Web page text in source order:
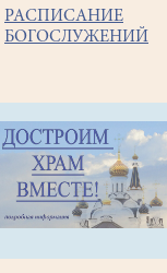
РАСПИСАНИЕ
БОГОСЛУЖЕНИЙ